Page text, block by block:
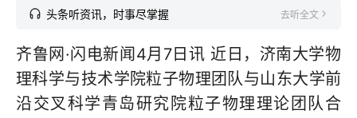
头条听资讯，时事尽掌握 去听全文
齐鲁网·闪电新闻4月7日讯 近日，济南大学物
理科学与技术学院粒子物理团队与山东大学前
沿交叉科学青岛研究院粒子物理理论团队合